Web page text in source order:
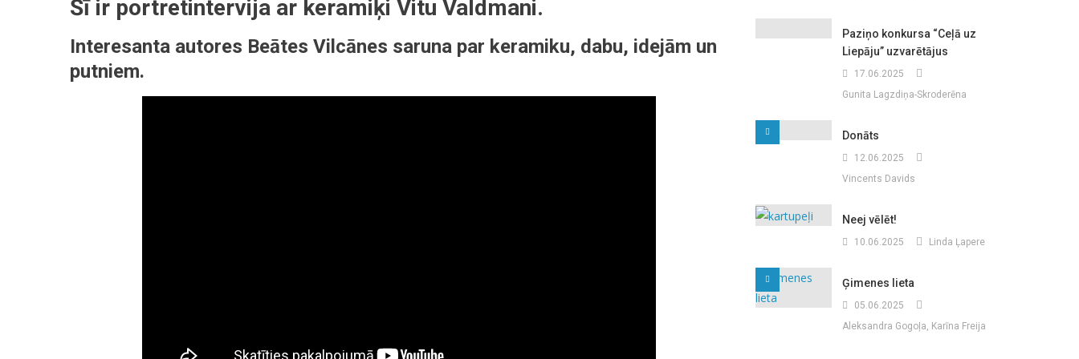
Ar
Mākslinieci
Šī ir portretintervija ar keramiķi Vitu Valdmani.
Interesanta autores Beātes Vilcānes saruna par keramiku, dabu, idejām un
putniem.
Paziņo konkursa “Ceļā uz
Liepāju” uzvarētājus
17.06.2025
Gunita Lagzdiņa-Skroderēna
Donāts
12.06.2025
Vincents Davids
Neej vēlēt!
10.06.2025 Linda Ļapere
Ģimenes lieta
05.06.2025
Aleksandra Gogoļa, Karīna Freija